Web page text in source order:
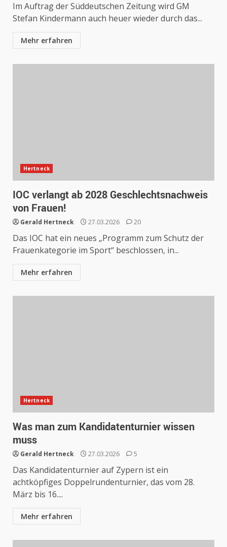
Im Auftrag der Süddeutschen Zeitung wird GM
Stefan Kindermann auch heuer wieder durch das...
Mehr erfahren
Hertneck
IOC verlangt ab 2028 Geschlechtsnachweis
von Frauen!
Gerald Hertneck 27.03.2026 20
Das IOC hat ein neues „Programm zum Schutz der
Frauenkategorie im Sport“ beschlossen, in...
Mehr erfahren
Hertneck
Was man zum Kandidatenturnier wissen
muss
Gerald Hertneck 27.03.2026 5
Das Kandidatenturnier auf Zypern ist ein
achtköpfiges Doppelrundenturnier, das vom 28.
März bis 16....
Mehr erfahren